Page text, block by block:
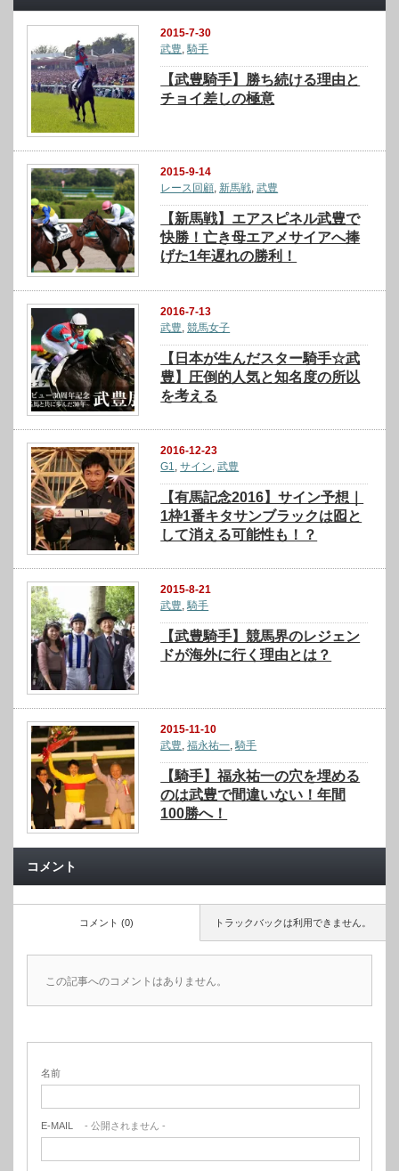
2015-7-30
武豊,騎手
【武豊騎手】勝ち続ける理由と
チョイ差しの極意
2015-9-14
レース回顧, 新馬戦,武豊
【新馬戦】エアスピネル武豊で
快勝！亡き母エアメサイアへ捧
げた1年遅れの勝利！
2016-7-13
武豊 ,競馬女子
【日本が生んだスター騎手☆武
豊】圧倒的人気と知名度の所以
を考える
2016-12-23
G1,サイン,武豊
【有馬記念2016】サイン予想｜
1枠1番キタサンブラックは囮と
して消える可能性も！？
2015-8-21
武豊,騎手
【武豊騎手】競馬界のレジェン
ドが海外に行く理由とは？
2015-11-10
武豊 ,福永祐一 ,騎手
【騎手】福永祐一の穴を埋める
のは武豊で間違いない！年間
100勝へ！
コメント
トラックバックは利用できません。
コメント (0)
この記事へのコメントはありません。
名前
E-MAIL - 公開されません -